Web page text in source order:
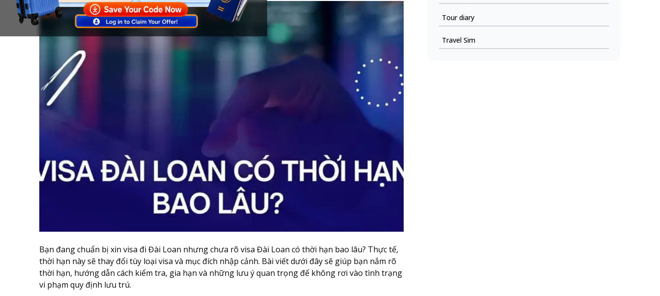
Bạn đang chuẩn bị xin visa đi Đài Loan nhưng chưa rõ visa Đài Loan có thời hạn bao lâu? Thực tế,
thời hạn này sẽ thay đổi tùy loại visa và mục đích nhập cảnh. Bài viết dưới đây sẽ giúp bạn nắm rõ
thời hạn, hướng dẫn cách kiểm tra, gia hạn và những lưu ý quan trọng để không rơi vào tình trạng
vi phạm quy định lưu trú.
Tour diary
Travel Sim